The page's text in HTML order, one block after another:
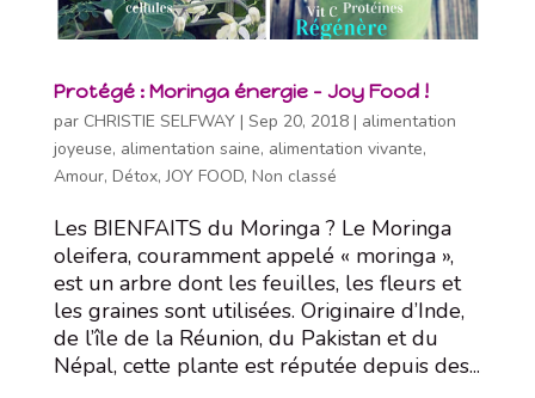
Protégé : Moringa énergie – Joy Food !
par CHRISTIE SELFWAY| Sep 20, 2018| alimentation
joyeuse, alimentation saine, alimentation vivante,
Amour, Détox,JOY FOOD, Non classé
Les BIENFAITS du Moringa ? Le Moringa
oleifera, couramment appelé « moringa »,
est un arbre dont les feuilles, les fleurs et
les graines sont utilisées. Originaire d’Inde,
de l’île de la Réunion, du Pakistan et du
Népal, cette plante est réputée depuis des...